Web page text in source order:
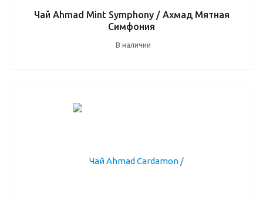
Чай Ahmad Mint Symphony / Ахмад Мятная
Симфония
В наличии